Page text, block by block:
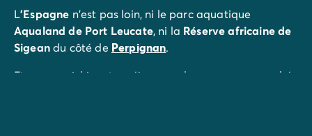
L'Espagne n'est pas loin, ni le parc aquatique
Aqualand de Port Leucate, ni la Réserve africaine de
Sigeandu côté de Perpignan.
Et pour enrichir votre séjour, rendez-vous aux marchés